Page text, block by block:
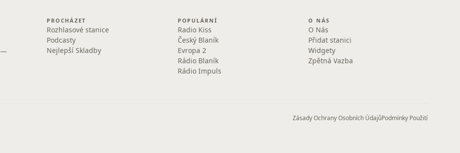
—
PROCHÁZET
Rozhlasové stanice
Podcasty
Nejlepší Skladby
POPULÁRNÍ
Radio Kiss
Český Blaník
Evropa 2
Rádio Blaník
Rádio Impuls
O NÁS
O Nás
Přidat stanici
Widgety
Zpětná Vazba
Zásady Ochrany Osobních ÚdajůPodmínky Použití